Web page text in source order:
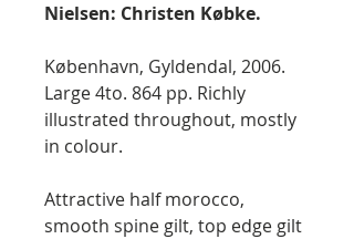
Nielsen: Christen Købke.
København, Gyldendal, 2006.
Large 4to. 864 pp. Richly
illustrated throughout, mostly
in colour.
Attractive half morocco,
smooth spine gilt, top edge gilt